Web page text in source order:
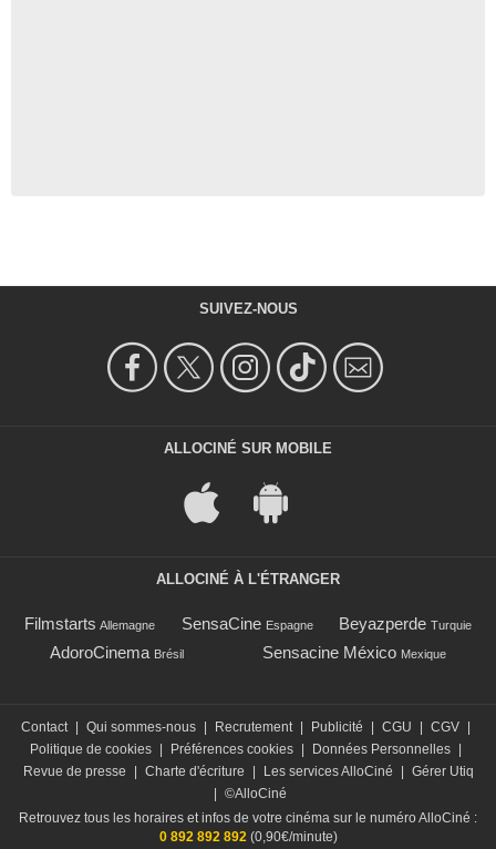
SUIVEZ-NOUS
ALLOCINÉ SUR MOBILE
ALLOCINÉ À L'ÉTRANGER
Filmstarts Allemagne SensaCine Espagne Beyazperde Turquie
AdoroCinema Brésil Sensacine México Mexique
Contact | Qui sommes-nous | Recrutement | Publicité | CGU | CGV |
Politique de cookies | Préférences cookies | Données Personnelles |
Revue de presse
| Charte d'écriture | Les services AlloCiné | Gérer Utiq
| ©AlloCiné
Retrouvez tous les horaires et infos de votre cinéma sur le numéro AlloCiné :
0 892 892 892 (0,90€/minute)